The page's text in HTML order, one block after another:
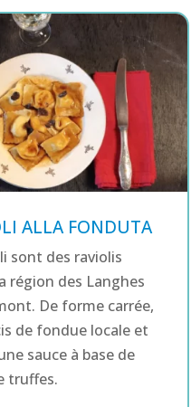
ALLA FONDUTA
sont des raviolis
région des Langhes
De forme carrée,
de fondue locale et
sauce à base de
truffes.